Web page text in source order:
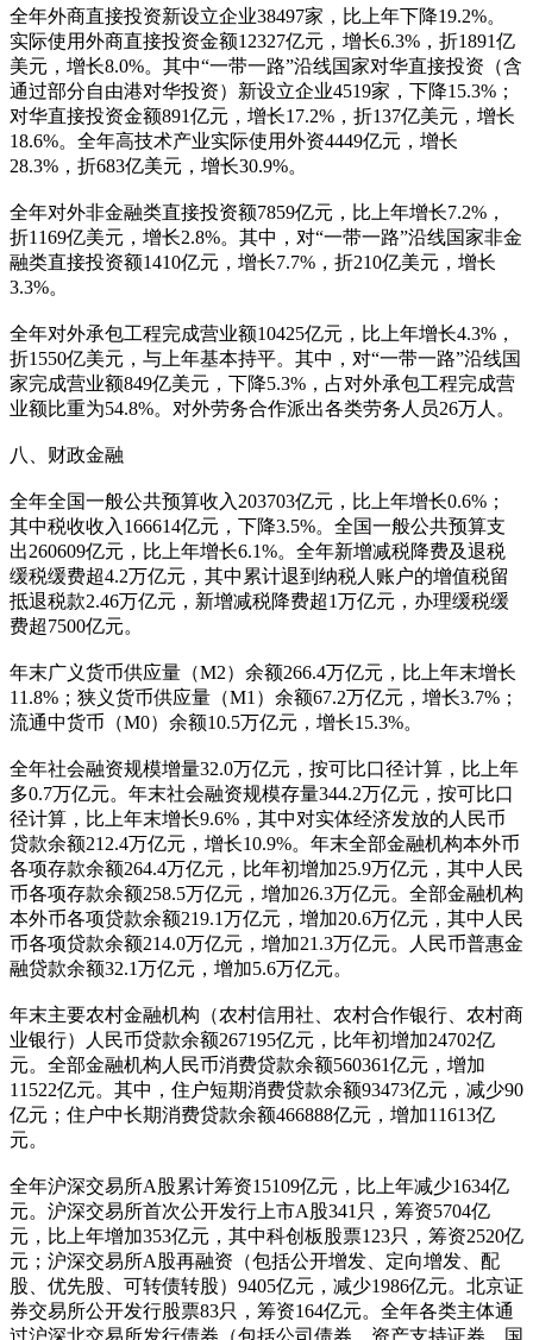
全年外商直接投资新设立企业38497家，比上年下降19.2%。
实际使用外商直接投资金额12327亿元，增长6.3%，折1891亿
美元，增长8.0%。其中“一带一路”沿线国家对华直接投资（含
通过部分自由港对华投资）新设立企业4519家，下降15.3%；
对华直接投资金额891亿元，增长17.2%，折137亿美元，增长
18.6%。全年高技术产业实际使用外资4449亿元，增长
28.3%，折683亿美元，增长30.9%。
全年对外非金融类直接投资额7859亿元，比上年增长7.2%，
折1169亿美元，增长2.8%。其中，对“一带一路”沿线国家非金
融类直接投资额1410亿元，增长7.7%，折210亿美元，增长
3.3%。
全年对外承包工程完成营业额10425亿元，比上年增长4.3%，
折1550亿美元，与上年基本持平。其中，对“一带一路”沿线国
家完成营业额849亿美元，下降5.3%，占对外承包工程完成营
业额比重为54.8%。对外劳务合作派出各类劳务人员26万人。
八、财政金融
全年全国一般公共预算收入203703亿元，比上年增长0.6%；
其中税收收入166614亿元，下降3.5%。全国一般公共预算支
出260609亿元，比上年增长6.1%。全年新增减税降费及退税
缓税缓费超4.2万亿元，其中累计退到纳税人账户的增值税留
抵退税款2.46万亿元，新增减税降费超1万亿元，办理缓税缓
费超7500亿元。
年末广义货币供应量（M2）余额266.4万亿元，比上年末增长
11.8%；狭义货币供应量（M1）余额67.2万亿元，增长3.7%；
流通中货币（M0）余额10.5万亿元，增长15.3%。
全年社会融资规模增量32.0万亿元，按可比口径计算，比上年
多0.7万亿元。年末社会融资规模存量344.2万亿元，按可比口
径计算，比上年末增长9.6%，其中对实体经济发放的人民币
贷款余额212.4万亿元，增长10.9%。年末全部金融机构本外币
各项存款余额264.4万亿元，比年初增加25.9万亿元，其中人民
币各项存款余额258.5万亿元，增加26.3万亿元。全部金融机构
本外币各项贷款余额219.1万亿元，增加20.6万亿元，其中人民
币各项贷款余额214.0万亿元，增加21.3万亿元。人民币普惠金
融贷款余额32.1万亿元，增加5.6万亿元。
年末主要农村金融机构（农村信用社、农村合作银行、农村商
业银行）人民币贷款余额267195亿元，比年初增加24702亿
元。全部金融机构人民币消费贷款余额560361亿元，增加
11522亿元。其中，住户短期消费贷款余额93473亿元，减少90
亿元；住户中长期消费贷款余额466888亿元，增加11613亿
元。
全年沪深交易所A股累计筹资15109亿元，比上年减少1634亿
元。沪深交易所首次公开发行上市A股341只，筹资5704亿
元，比上年增加353亿元，其中科创板股票123只，筹资2520亿
元；沪深交易所A股再融资（包括公开增发、定向增发、配
股、优先股、可转债转股）9405亿元，减少1986亿元。北京证
券交易所公开发行股票83只，筹资164亿元。全年各类主体通
过沪深北交易所发行债券（包括公司债券、资产支持证券、国